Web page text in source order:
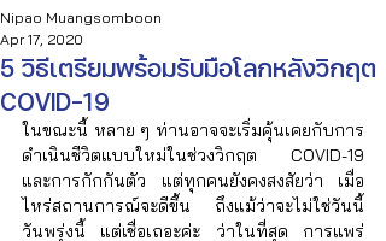
5 วิธีเตรียมพร้อมรับมือโลกหลังวิกฤต
COVID-19
Nipao Muangsomboon
Apr 17, 2020
ในขณะนี้ หลาย ๆ ท่านอาจจะเริ่มคุ้นเคยกับการ
ดำเนินชีวิตแบบใหม่ในช่วงวิกฤต COVID-19
และการกักกันตัว แต่ทุกคนยังคงสงสัยว่า เมื่อ
ไหร่สถานการณ์จะดีขึ้น ถึงแม้ว่าจะไม่ใช่วันนี้
วันพรุ่งนี้ แต่เชื่อเถอะค่ะ ว่าในที่สุด การแพร่